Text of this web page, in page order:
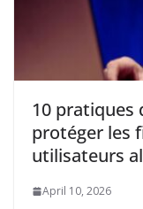
10 pratiques
protéger les
utilisateurs
April 10, 2026